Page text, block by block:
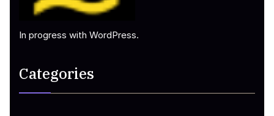
In progress with WordPress.
Categories